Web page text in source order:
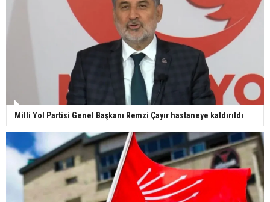
Milli Yol Partisi Genel Başkanı Remzi Çayır hastaneye kaldırıldı